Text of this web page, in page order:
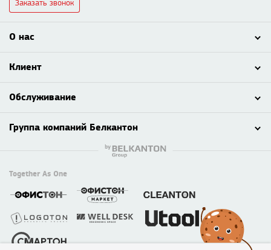
Заказать звонок
О нас
Клиент
Обслуживание
Группа компаний Белкантон
Together As One